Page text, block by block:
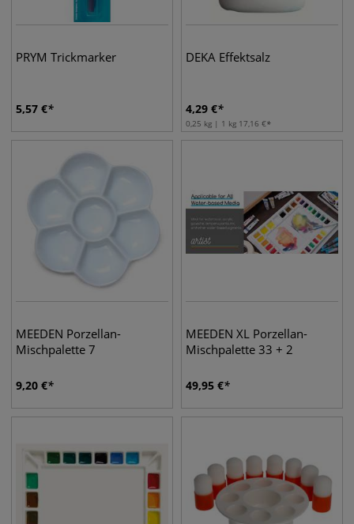
PRYM Trickmarker
5,57 €
DEKA Effektsalz
4,29 €
0,25 kg | 1 kg 17,16 €
MEEDEN Porzellan-
Mischpalette 7
9,20 €
MEEDEN XL Porzellan-
Mischpalette 33 + 2
49,95 €